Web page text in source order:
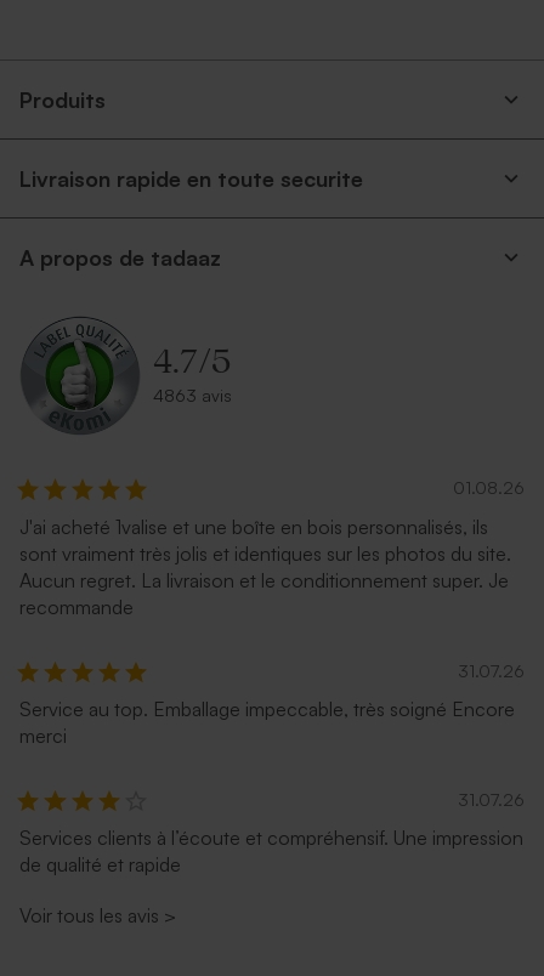
Enveloppe mariage
terracotta
Enveloppe couleur bleu nuit
Enveloppe mariage lavande
Produits
Livraison rapide en toute securite
A propos de tadaaz
4.7/5
4863 avis
01.08.26
J'ai acheté 1valise et une boîte en bois personnalisés, ils
sont vraiment très jolis et identiques sur les photos du site.
Aucun regret. La livraison et le conditionnement super. Je
recommande
31.07.26
Service au top. Emballage impeccable, très soigné Encore
merci
31.07.26
Services clients à l’écoute et compréhensif. Une impression
de qualité et rapide
Voir tous les avis >